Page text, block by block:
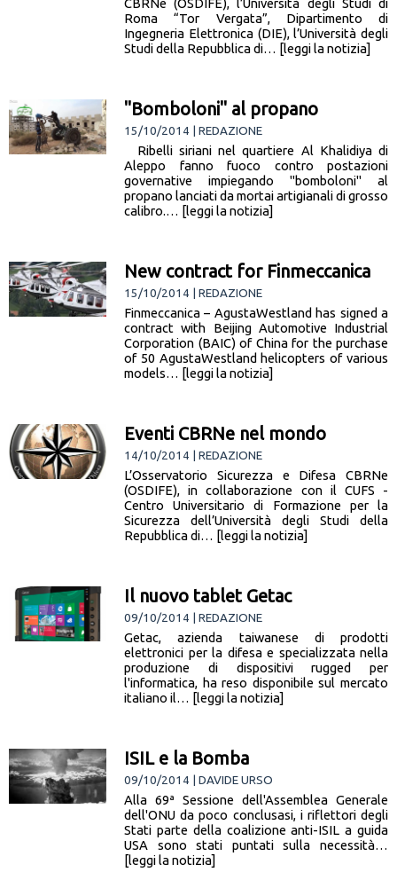
Roma “Tor Vergata”, Dipartimento di
Ingegneria Elettronica (DIE), l’Università degli
Studi della Repubblica di… [leggi la notizia]
"Bomboloni" al propano
15/10/2014 | REDAZIONE
Ribelli siriani nel quartiere Al Khalidiya di
Aleppo fanno fuoco contro postazioni
governative impiegando "bomboloni" al
propano lanciati da mortai artigianali di grosso
calibro.… [leggi la notizia]
New contract for Finmeccanica
15/10/2014 | REDAZIONE
Finmeccanica – AgustaWestland has signed a
contract with Beijing Automotive Industrial
Corporation (BAIC) of China for the purchase
of 50 AgustaWestland helicopters of various
models… [leggi la notizia]
Eventi CBRNe nel mondo
14/10/2014 | REDAZIONE
L’Osservatorio Sicurezza e Difesa CBRNe
(OSDIFE), in collaborazione con il CUFS -
Centro Universitario di Formazione per la
Sicurezza dell’Università degli Studi della
Repubblica di… [leggi la notizia]
Il nuovo tablet Getac
09/10/2014 | REDAZIONE
Getac, azienda taiwanese di prodotti
elettronici per la difesa e specializzata nella
produzione di dispositivi rugged per
l'informatica, ha reso disponibile sul mercato
italiano il… [leggi la notizia]
ISIL e la Bomba
09/10/2014 | DAVIDE URSO
Alla 69ª Sessione dell'Assemblea Generale
dell'ONU da poco conclusasi, i riflettori degli
Stati parte della coalizione anti-ISIL a guida
USA sono stati puntati sulla necessità…
[leggi la notizia]